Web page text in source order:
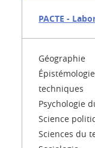
PACTE -
Géographie
techniques
Psychologie
Science
Sciences du